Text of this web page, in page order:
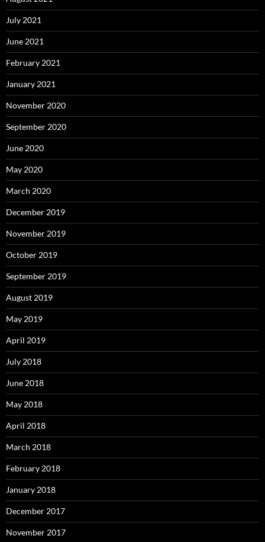
July 2021
June 2021
February 2021
January 2021
November 2020
September 2020
June 2020
May 2020
March 2020
December 2019
November 2019
October 2019
September 2019
August 2019
May 2019
April 2019
July 2018
June 2018
May 2018
April 2018
March 2018
February 2018
January 2018
December 2017
November 2017